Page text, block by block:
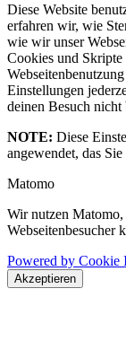
Diese Website
erfahren wir, wie
wie wir unser
Cookies und
Einstellungen
deinen Besuch nicht
NOTE: Diese
angewendet, das
Matomo
Wir nutzen Matomo,
Webseitenbesucher
Powered by Cookie
Akzeptieren